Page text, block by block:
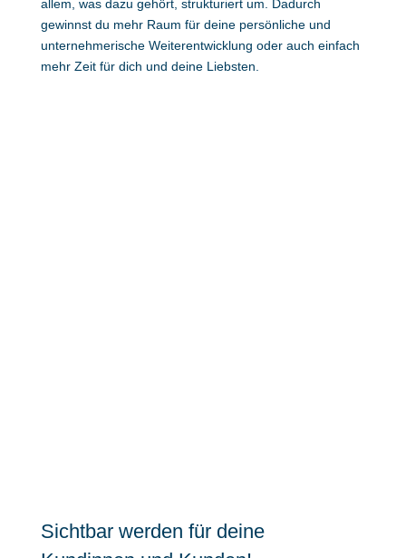
allem, was dazu gehört, strukturiert um. Dadurch
gewinnst du mehr Raum für deine persönliche und
unternehmerische Weiterentwicklung oder auch einfach
mehr Zeit für dich und deine Liebsten.
Sichtbar werden für deine